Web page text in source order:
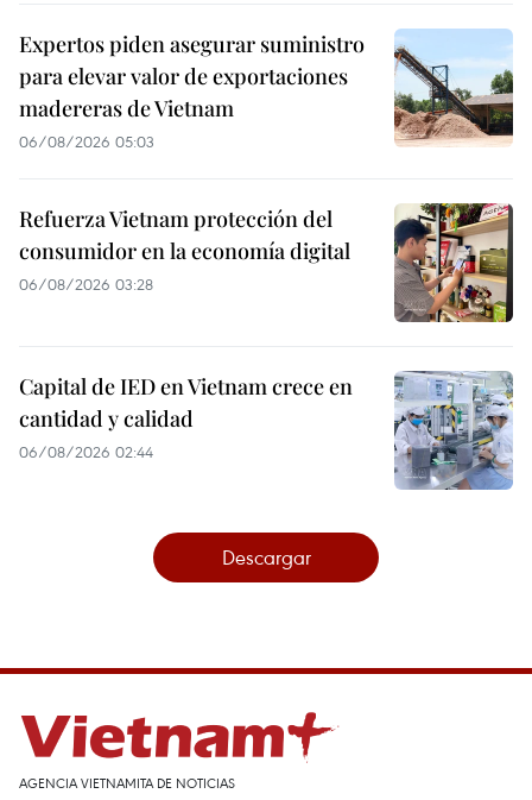
Expertos piden asegurar suministro
para elevar valor de exportaciones
madereras de Vietnam
06/08/2026 05:03
Refuerza Vietnam protección del
consumidor en la economía digital
06/08/2026 03:28
Capital de IED en Vietnam crece en
cantidad y calidad
06/08/2026 02:44
Descargar
AGENCIA VIETNAMITA DE NOTICIAS